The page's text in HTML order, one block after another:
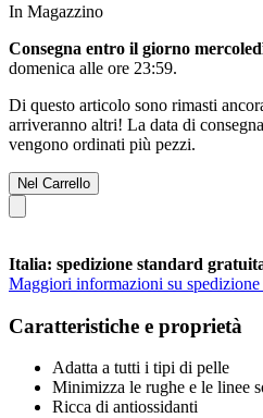
In Magazzino
Consegna entro il giorno
domenica alle ore 23:59.
Di questo articolo sono rimasti
arriveranno altri! La data di
vengono ordinati più pezzi.
Nel Carrello
Italia: spedizione standard
Maggiori informazioni su spedizione
Caratteristiche e proprietà
Adatta a tutti i tipi di pelle
Minimizza le rughe e le linee
Ricca di antiossidanti